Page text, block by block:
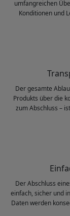
umfangreichen
Konditionen und
Der gesamte
Produkts über die
zum Abschluss –
Der Abschluss
einfach, sicher und
Daten werden